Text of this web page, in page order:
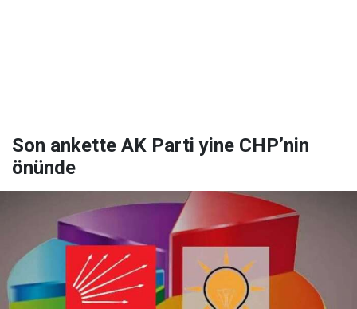
Son ankette AK Parti yine CHP’nin
önünde